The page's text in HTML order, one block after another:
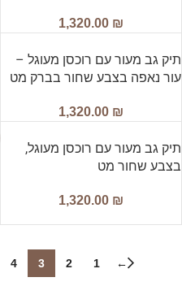
1,320.00 ₪
תיק גב מעור עם רוכסן מעוגל –
עור נאפה בצבע שחור בברק מט
1,320.00 ₪
תיק גב מעור עם רוכסן מעוגל,
בצבע שחור מט
1,320.00 ₪
←
1
2
3
4